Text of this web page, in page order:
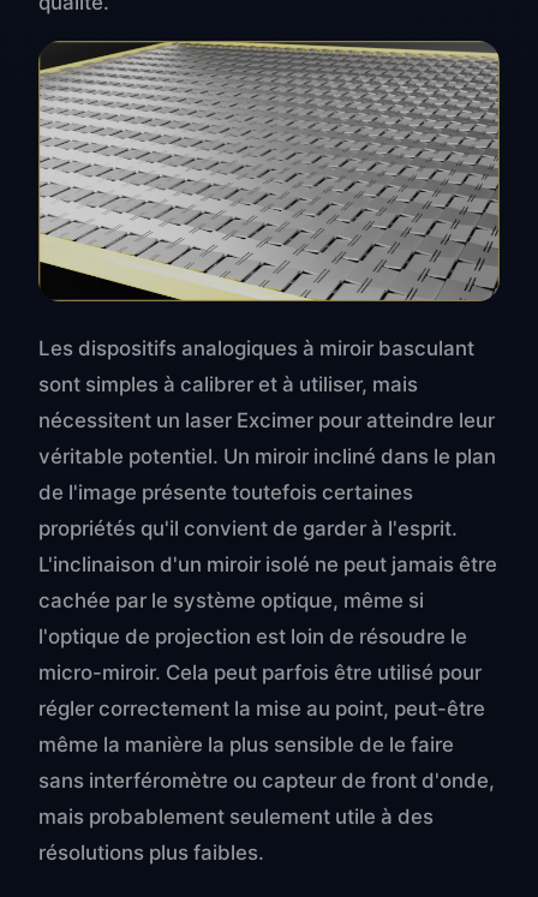
Les dispositifs analogiques à miroir basculant
sont simples à calibrer et à utiliser, mais
nécessitent un laser Excimer pour atteindre leur
véritable potentiel. Un miroir incliné dans le plan
de l'image présente toutefois certaines
propriétés qu'il convient de garder à l'esprit.
L'inclinaison d'un miroir isolé ne peut jamais être
cachée par le système optique, même si
l'optique de projection est loin de résoudre le
micro-miroir. Cela peut parfois être utilisé pour
régler correctement la mise au point, peut-être
même la manière la plus sensible de le faire
sans interféromètre ou capteur de front d'onde,
mais probablement seulement utile à des
résolutions plus faibles.